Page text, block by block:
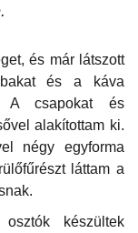
és már látszott
és a káva
A csapokat és
alakítottam ki.
négy egyforma
láttam a
készültek